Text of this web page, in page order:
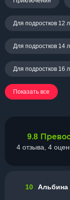
Для подростков 12
Для подростков 14
Для подростков 16
Показать все
9.8
4 отзыва, 4
10 Альбина